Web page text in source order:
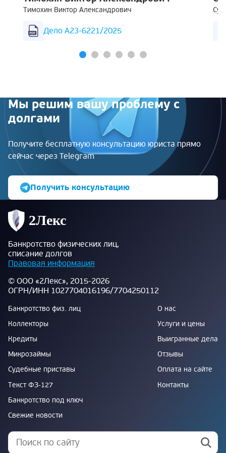
Тимохин Виктор Александрович
Дело А23-6221/2025
Мы решим вашу проблему с
долгами
Получите бесплатную консультацию юриста прямо
сейчас через Telegram
Получить консультацию
Банкротство физических лиц,
списание долгов
Правовая информация
© ООО «2Лекс», 2015-2026
ОГРН/ИНН 1027704016196/7704250112
Банкротство физ. лиц
Коллекторы
Кредиты
Микрозаймы
Судебные приставы
Текст ФЗ-127
Банкротство под ключ
Свежие новости
О нас
Услуги и цены
Выигранные дела
Отзывы
Оплата на сайте
Контакты